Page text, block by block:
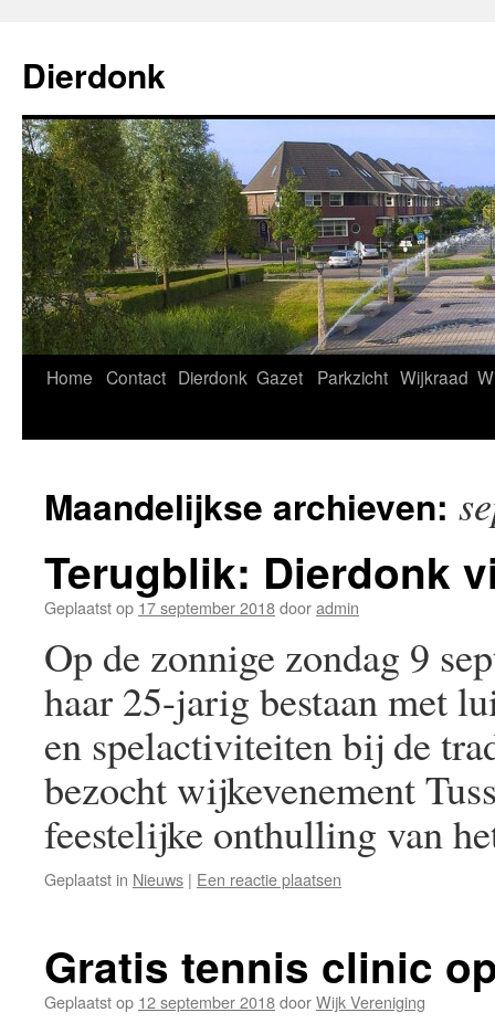
de
inhoud
Dierdonk
Home Contact Dierdonk Gazet Parkzicht Wijkraad
Maandelijkse archieven:
Terugblik: Dierdonk
Geplaatst op 17 september 2018dooradmin
Op de zonnige zondag 9
haar 25-jarig bestaan met
en spelactiviteiten bij de
bezocht wijkevenement
feestelijke onthulling van
Geplaatst in Nieuws | Een reactie plaatsen
Gratis tennis clinic
Geplaatst op 12 september 2018doorWijk Vereniging